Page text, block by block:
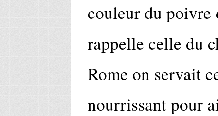
couleur du poivre
rappelle celle du
Rome on servait
nourrissant pour